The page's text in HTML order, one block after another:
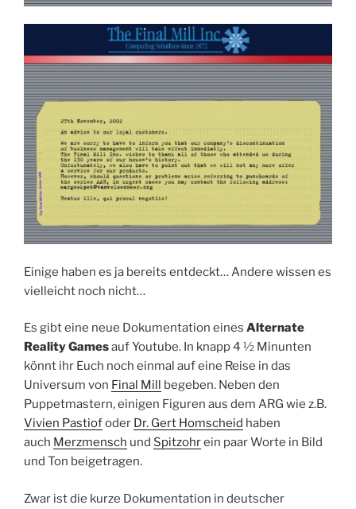
Einige haben es ja bereits entdeckt… Andere wissen es
vielleicht noch nicht…
Es gibt eine neue Dokumentation eines Alternate
Reality Gamesauf Youtube. In knapp 4 ½ Minunten
könnt ihr Euch noch einmal auf eine Reise in das
Universum von Final Mill begeben. Neben den
Puppetmastern, einigen Figuren aus dem ARG wie z.B.
Vivien Pastiofoder Dr. Gert Homscheid haben
auch Merzmensch und Spitzohrein paar Worte in Bild
und Ton beigetragen.
Zwar ist die kurze Dokumentation in deutscher